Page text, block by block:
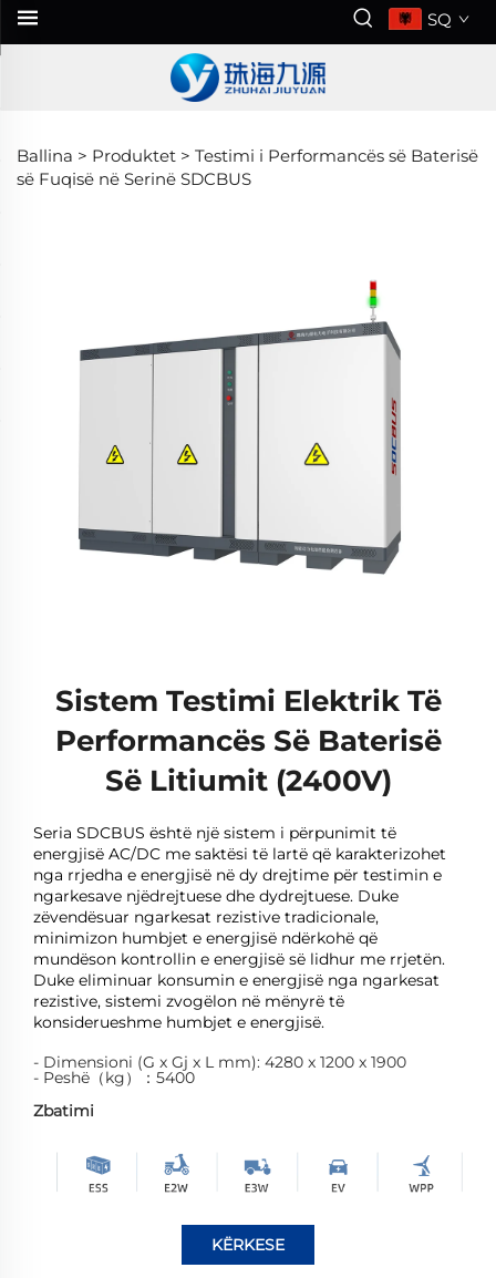
SQ
Ballina > Produktet > Testimi i Performancës së Baterisë
së Fuqisë në Serinë SDCBUS
Sistem Testimi Elektrik Të
Performancës Së Baterisë
Së Litiumit (2400V)
Seria SDCBUS është një sistem i përpunimit të
energjisë AC/DC me saktësi të lartë që karakterizohet
nga rrjedha e energjisë në dy drejtime për testimin e
ngarkesave njëdrejtuese dhe dydrejtuese. Duke
zëvendësuar ngarkesat rezistive tradicionale,
minimizon humbjet e energjisë ndërkohë që
mundëson kontrollin e energjisë së lidhur me rrjetën.
Duke eliminuar konsumin e energjisë nga ngarkesat
rezistive, sistemi zvogëlon në mënyrë të
konsiderueshme humbjet e energjisë.
- Dimensioni (G x Gj x L mm): 4280 x 1200 x 1900
- Peshë（kg）：5400
Zbatimi
KËRKESE